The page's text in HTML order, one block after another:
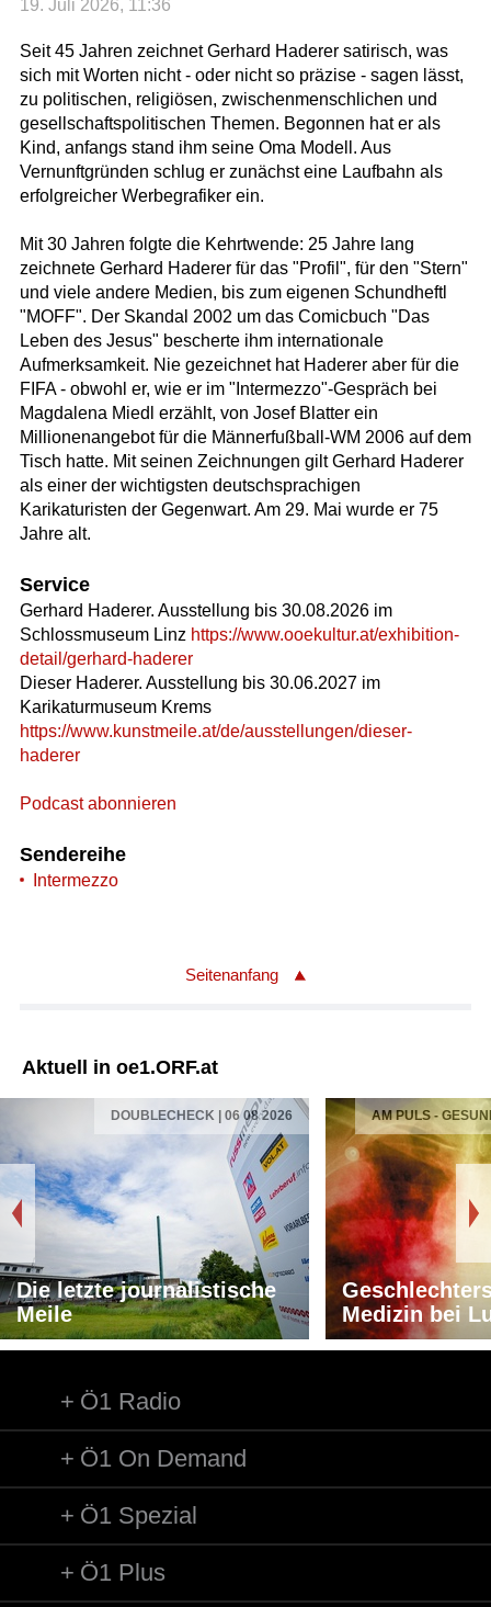
19. Juli 2026, 11:36
Seit 45 Jahren zeichnet Gerhard Haderer satirisch, was
sich mit Worten nicht - oder nicht so präzise - sagen lässt,
zu politischen, religiösen, zwischenmenschlichen und
gesellschaftspolitischen Themen. Begonnen hat er als
Kind, anfangs stand ihm seine Oma Modell. Aus
Vernunftgründen schlug er zunächst eine Laufbahn als
erfolgreicher Werbegrafiker ein.
Mit 30 Jahren folgte die Kehrtwende: 25 Jahre lang
zeichnete Gerhard Haderer für das "Profil", für den "Stern"
und viele andere Medien, bis zum eigenen Schundheftl
"MOFF". Der Skandal 2002 um das Comicbuch "Das
Leben des Jesus" bescherte ihm internationale
Aufmerksamkeit. Nie gezeichnet hat Haderer aber für die
FIFA - obwohl er, wie er im "Intermezzo"-Gespräch bei
Magdalena Miedl erzählt, von Josef Blatter ein
Millionenangebot für die Männerfußball-WM 2006 auf dem
Tisch hatte. Mit seinen Zeichnungen gilt Gerhard Haderer
als einer der wichtigsten deutschsprachigen
Karikaturisten der Gegenwart. Am 29. Mai wurde er 75
Jahre alt.
Service
Gerhard Haderer. Ausstellung bis 30.08.2026 im
Schlossmuseum Linz https://www.ooekultur.at/exhibition-
detail/gerhard-haderer
Dieser Haderer. Ausstellung bis 30.06.2027 im
Karikaturmuseum Krems
https://www.kunstmeile.at/de/ausstellungen/dieser-
haderer
Podcast abonnieren
Sendereihe
Intermezzo
Seitenanfang
Aktuell in oe1.ORF.at
DOUBLECHECK | 06 08 2026
Die letzte journalistische
Meile
AM PULS -
Medizin bei
Ö1 Radio
Ö1 On Demand
Ö1 Spezial
Ö1 Plus